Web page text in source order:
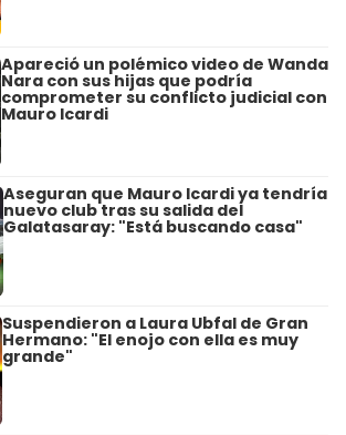
Apareció un polémico video de Wanda
Nara con sus hijas que podría
comprometer su conflicto judicial con
Mauro Icardi
Aseguran que Mauro Icardi ya tendría
nuevo club tras su salida del
Galatasaray: "Está buscando casa"
Suspendieron a Laura Ubfal de Gran
Hermano: "El enojo con ella es muy
grande"